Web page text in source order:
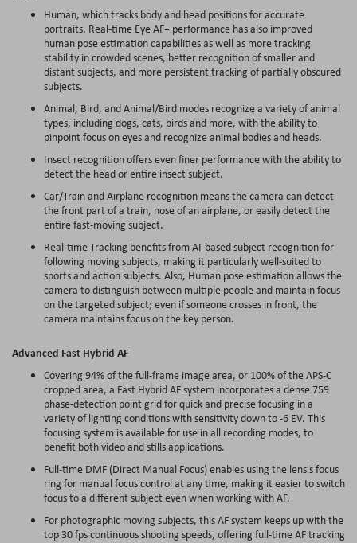
Human, which tracks body and head positions for accurate
portraits. Real-time Eye AF+ performance has also improved
human pose estimation capabilities as well as more tracking
stability in crowded scenes, better recognition of smaller and
distant subjects, and more persistent tracking of partially obscured
subjects.
Animal, Bird, and Animal/Bird modes recognize a variety of animal
types, including dogs, cats, birds and more, with the ability to
pinpoint focus on eyes and recognize animal bodies and heads.
Insect recognition offers even finer performance with the ability to
detect the head or entire insect subject.
Car/Train and Airplane recognition means the camera can detect
the front part of a train, nose of an airplane, or easily detect the
entire fast-moving subject.
Real-time Tracking benefits from AI-based subject recognition for
following moving subjects, making it particularly well-suited to
sports and action subjects. Also, Human pose estimation allows the
camera to distinguish between multiple people and maintain focus
on the targeted subject; even if someone crosses in front, the
camera maintains focus on the key person.
Advanced Fast Hybrid AF
Covering 94% of the full-frame image area, or 100% of the APS-C
cropped area, a Fast Hybrid AF system incorporates a dense 759
phase-detection point grid for quick and precise focusing in a
variety of lighting conditions with sensitivity down to -6 EV. This
focusing system is available for use in all recording modes, to
benefit both video and stills applications.
Full-time DMF (Direct Manual Focus) enables using the lens's focus
ring for manual focus control at any time, making it easier to switch
focus to a different subject even when working with AF.
For photographic moving subjects, this AF system keeps up with the
top 30 fps continuous shooting speeds, offering full-time AF tracking